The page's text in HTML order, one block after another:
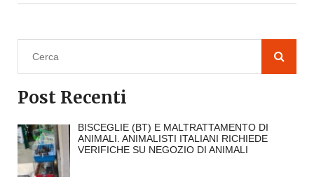
Post Recenti
BISCEGLIE (BT) E MALTRATTAMENTO DI
ANIMALI. ANIMALISTI ITALIANI RICHIEDE
VERIFICHE SU NEGOZIO DI ANIMALI